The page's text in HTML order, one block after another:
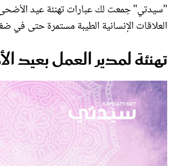
"سيدتي" جمعت لك عبارات تهنئة عيد الأضحى؛
العلاقات الإنسانية الطيبة مستمرة حتى في
تهنئة لمدير العمل بعيد